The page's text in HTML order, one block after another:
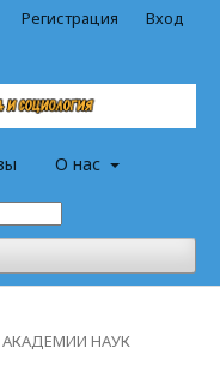
О нас
Регистрация Вход
НАУК